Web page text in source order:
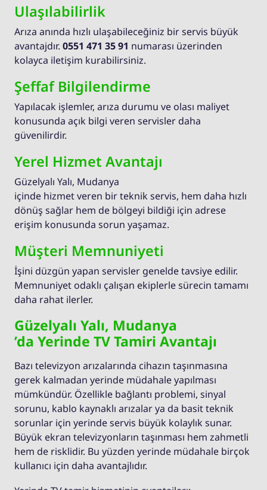
Ulaşılabilirlik
Arıza anında hızlı ulaşabileceğiniz bir servis büyük
avantajdır. 0551 471 35 91 numarası üzerinden
kolayca iletişim kurabilirsiniz.
Şeffaf Bilgilendirme
Yapılacak işlemler, arıza durumu ve olası maliyet
konusunda açık bilgi veren servisler daha
güvenilirdir.
Yerel Hizmet Avantajı
Güzelyalı Yalı, Mudanya
içinde hizmet veren bir teknik servis, hem daha hızlı
dönüş sağlar hem de bölgeyi bildiği için adrese
erişim konusunda sorun yaşamaz.
Müşteri Memnuniyeti
İşini düzgün yapan servisler genelde tavsiye edilir.
Memnuniyet odaklı çalışan ekiplerle sürecin tamamı
daha rahat ilerler.
Güzelyalı Yalı, Mudanya
’da Yerinde TV Tamiri Avantajı
Bazı televizyon arızalarında cihazın taşınmasına
gerek kalmadan yerinde müdahale yapılması
mümkündür. Özellikle bağlantı problemi, sinyal
sorunu, kablo kaynaklı arızalar ya da basit teknik
sorunlar için yerinde servis büyük kolaylık sunar.
Büyük ekran televizyonların taşınması hem zahmetli
hem de risklidir. Bu yüzden yerinde müdahale birçok
kullanıcı için daha avantajlıdır.